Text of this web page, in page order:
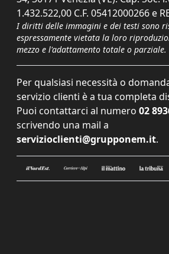
1.432.522,00 C.F. 05412000266 e
I diritti delle immagini e dei testi sono
espressamente vietata la loro
mezzo e l'adattamento totale o parziale.
Per qualsiasi necessità o
servizio clienti è a tua completa
Puoi contattarci al numero 02
scrivendo una mail a
servizioclienti@grupponem.it.